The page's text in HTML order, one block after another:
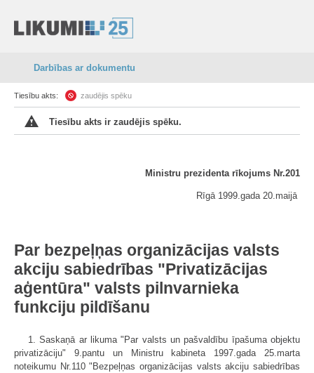
Darbības ar dokumentu
Tiesību akts: zaudējis spēku
Tiesību akts ir zaudējis spēku.
Ministru prezidenta rīkojums Nr.201
Rīgā 1999.gada 20.maijā
Par bezpeļņas organizācijas valsts
akciju sabiedrības "Privatizācijas
aģentūra" valsts pilnvarnieka
funkciju pildīšanu
1. Saskaņā ar likuma "Par valsts un pašvaldību īpašuma objektu
privatizāciju" 9.pantu un Ministru kabineta 1997.gada 25.marta
noteikumu Nr.110 "Bezpeļņas organizācijas valsts akciju sabiedrības